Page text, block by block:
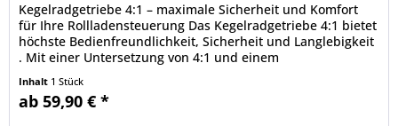
Kegelradgetriebe 4:1 – maximale Sicherheit und Komfort
für Ihre Rollladensteuerung Das Kegelradgetriebe 4:1 bietet
höchste Bedienfreundlichkeit, Sicherheit und Langlebigkeit
. Mit einer Untersetzung von 4:1 und einem
Inhalt 1 Stück
ab 59,90 € *